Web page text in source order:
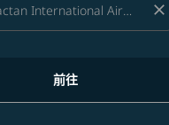
close
前往